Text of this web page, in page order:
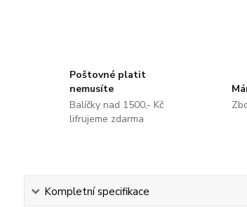
Poštovné platit
nemusíte
Balíčky nad 1500,- Kč
lifrujeme zdarma
Kompletní specifikace